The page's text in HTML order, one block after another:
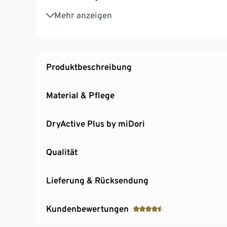
Mehr anzeigen
3-teilige Rückentasche mit zusätzlicher
Verlängerte Rückenpartie mit
Durchgehender Frontreißverschluss mit
Produktbeschreibung
Material & Pflege
DryActive Plus by miDori
Qualität
Lieferung & Rücksendung
Kundenbewertungen